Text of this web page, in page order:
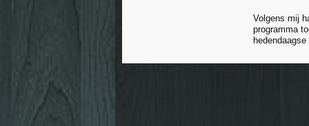
Volgens mij
programma